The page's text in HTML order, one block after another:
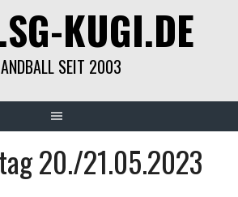
KUGI.DE
SEIT 2003
20./21.05.2023